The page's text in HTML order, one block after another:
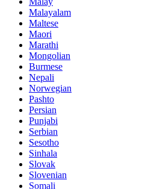
Malayalam
Maltese
Maori
Marathi
Mongolian
Burmese
Nepali
Norwegian
Pashto
Persian
Punjabi
Serbian
Sesotho
Sinhala
Slovak
Slovenian
Somali